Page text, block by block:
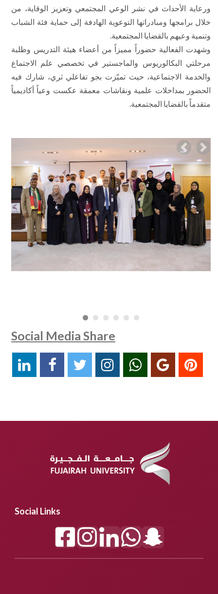
ورعاية الأحداث في نشر الوعي المجتمعي وتعزيز الوقاية، من
خلال برامجها ومبادراتها التوعوية الهادفة إلى حماية فئة الشباب
وتنمية وعيهم بالقضايا المجتمعية.
وشهدت الفعالية حضوراً مميزاً من أعضاء هيئة التدريس وطلبة
مرحلتي البكالوريوس والماجستير في تخصصي علم الاجتماع
والخدمة الاجتماعية، حيث تميّزت بجو تفاعلي ثري، شارك فيه
الحضور بمداخلات علمية ونقاشات معمقة عكست وعياً أكاديمياً
متقدماً بالقضايا المجتمعية.
Previous
Social Media Share
Social Links